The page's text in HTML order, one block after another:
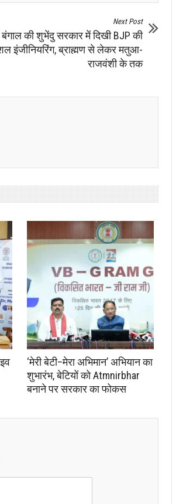
Next Post
बंगाल की शुभेंदु सरकार में दिखी BJP की
इंजीनियरिंग, ब्राह्मण से लेकर मतुआ-
राजवंशी के तक
‘मेरी बेटी–मेरा अभिमान’ अभियान का
शुभारंभ, बेटियों को Atmnirbhar
बनाने पर सरकार का फोकस